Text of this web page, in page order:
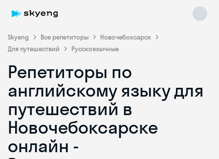
Skyeng Все репетиторы
Новочебоксарск
Для путешествий
Русскоязычные
Репетиторы по
английскому языку для
путешествий в
Новочебоксарске
онлайн -
Skyeng Chat